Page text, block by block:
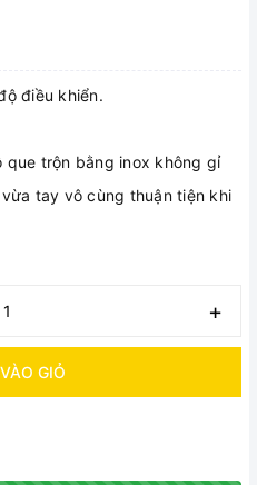
điều khiển.
que trộn bằng inox không gỉ
tay vô cùng thuận tiện khi
+
GIỎ